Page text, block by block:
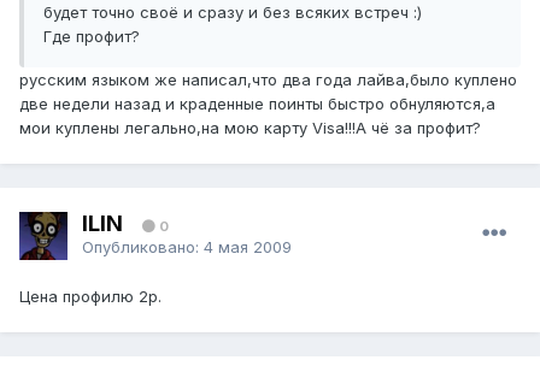
будет точно своё и сразу и без всяких встреч :)
Где профит?
русским языком же написал,что два года лайва,было куплено
две недели назад и краденные поинты быстро обнуляются,а
мои куплены легально,на мою карту Visa!!!А чё за профит?
ILIN 0
Опубликовано: 4 мая 2009
Цена профилю 2р.